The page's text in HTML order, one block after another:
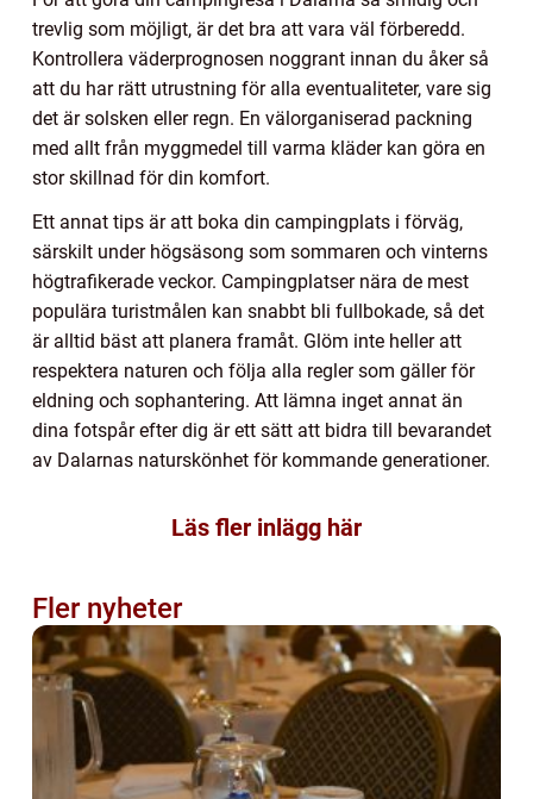
trevlig som möjligt, är det bra att vara väl förberedd.
Kontrollera väderprognosen noggrant innan du åker så
att du har rätt utrustning för alla eventualiteter, vare sig
det är solsken eller regn. En välorganiserad packning
med allt från myggmedel till varma kläder kan göra en
stor skillnad för din komfort.
Ett annat tips är att boka din campingplats i förväg,
särskilt under högsäsong som sommaren och vinterns
högtrafikerade veckor. Campingplatser nära de mest
populära turistmålen kan snabbt bli fullbokade, så det
är alltid bäst att planera framåt. Glöm inte heller att
respektera naturen och följa alla regler som gäller för
eldning och sophantering. Att lämna inget annat än
dina fotspår efter dig är ett sätt att bidra till bevarandet
av Dalarnas naturskönhet för kommande generationer.
Läs fler inlägg här
Fler nyheter